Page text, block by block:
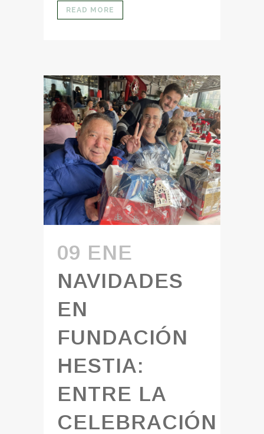
READ MORE
09 ENE
NAVIDADES
EN
FUNDACIÓN
HESTIA:
ENTRE LA
CELEBRACIÓN